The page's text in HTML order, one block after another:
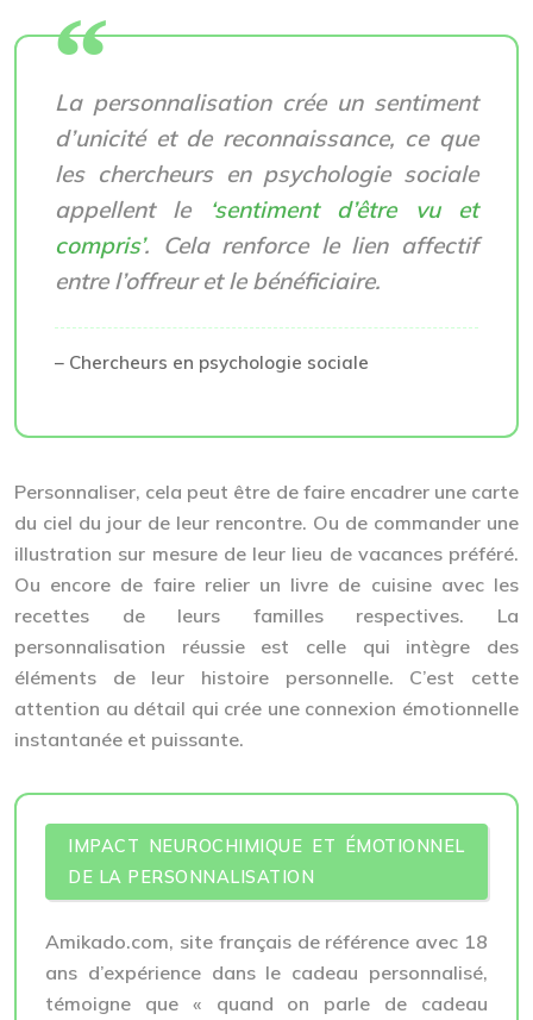
La personnalisation crée un sentiment
d’unicité et de reconnaissance, ce que
les chercheurs en psychologie sociale
appellent le
‘sentiment d’être vu et
compris’. Cela renforce le lien affectif
entre l’offreur et le bénéficiaire.
– Chercheurs en psychologie sociale
Personnaliser, cela peut être de faire encadrer une carte
du ciel du jour de leur rencontre. Ou de commander une
illustration sur mesure de leur lieu de vacances préféré.
Ou encore de faire relier un livre de cuisine avec les
recettes de leurs familles respectives. La
personnalisation réussie est celle qui intègre des
éléments de leur histoire personnelle. C’est cette
attention au détail qui crée une connexion émotionnelle
instantanée et puissante.
IMPACT NEUROCHIMIQUE ET ÉMOTIONNEL
DE LA PERSONNALISATION
Amikado.com, site français de référence avec 18
ans d’expérience dans le cadeau personnalisé,
témoigne que « quand on parle de cadeau